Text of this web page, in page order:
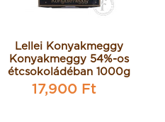
Lellei Konyakmeggy
Konyakmeggy 54%-os
étcsokoládéban 1000g
17,900 Ft